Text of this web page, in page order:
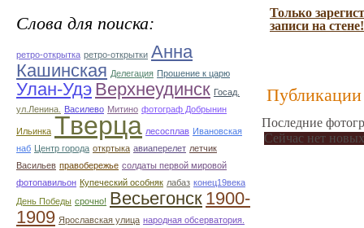
Слова для поиска:
ретро-открытка ретро-открытки Анна
Кашинская Делегация Прошение к царю
Улан-Удэ Верхнеудинск Госад.
ул.Ленина.
Василево Митино фотограф Добрынин
Ильинка Тверца лесосплав Ивановская
наб Центр города откртыка авиаперелет летчик
Васильев правобережье солдаты первой мировой
фотопавильон Купеческий особняк лабаз конец19века
День Победы срочно! Весьегонск 1900-
1909 Ярославская улица народная обсерватория.
Только
записи на стене!
Публикации
Последние
Сейчас нет